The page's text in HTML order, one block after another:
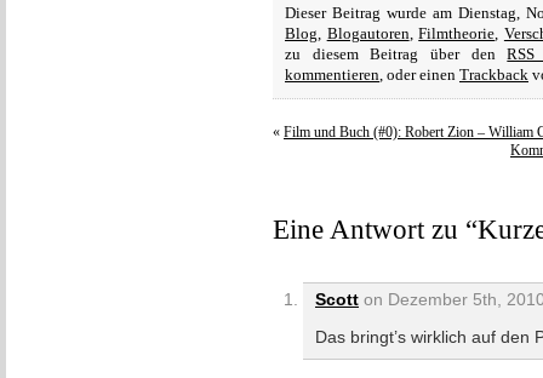
Dieser Beitrag wurde am Dienstag,
Blog, Blogautoren,Filmtheorie,
zu diesem Beitrag über den
kommentieren, oder einen Trackback
« Film und Buch (#0): Robert Zion – William
Eine Antwort zu
Scott on Dezember 5th,
Das bringt’s wirklich auf den